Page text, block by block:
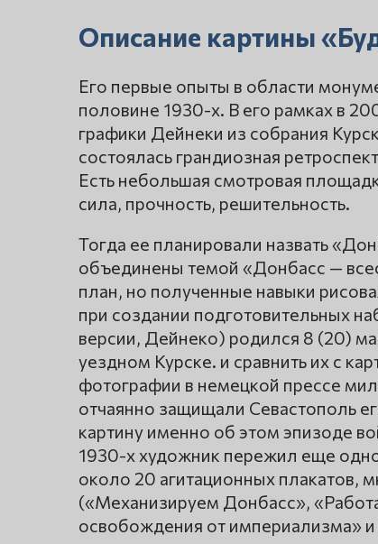
Описание картины
Его первые опыты в области
половине 1930-х. В его рамках в
графики Дейнеки из собрания
состоялась грандиозная
Есть небольшая смотровая
сила, прочность, решительность.
Тогда ее планировали назвать
объединены темой «Донбасс —
план, но полученные навыки
при создании подготовительных
версии, Дейнеко) родился 8 (20)
уездном Курске. и сравнить их с
фотографии в немецкой прессе
отчаянно защищали Севастополь
картину именно об этом эпизоде
1930-х художник пережил еще
около 20 агитационных плакатов,
(«Механизируем Донбасс»,
освобождения от империализма» и